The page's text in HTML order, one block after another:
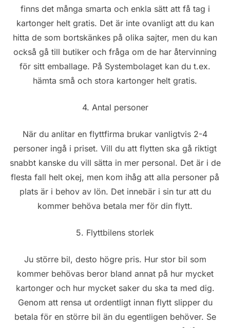
finns det många smarta och enkla sätt att få tag i
kartonger helt gratis. Det är inte ovanligt att du kan
hitta de som bortskänkes på olika sajter, men du kan
också gå till butiker och fråga om de har återvinning
för sitt emballage. På Systembolaget kan du t.ex.
hämta små och stora kartonger helt gratis.
4. Antal personer
När du anlitar en flyttfirma brukar vanligtvis 2-4
personer ingå i priset. Vill du att flytten ska gå riktigt
snabbt kanske du vill sätta in mer personal. Det är i de
flesta fall helt okej, men kom ihåg att alla personer på
plats är i behov av lön. Det innebär i sin tur att du
kommer behöva betala mer för din flytt.
5. Flyttbilens storlek
Ju större bil, desto högre pris. Hur stor bil som
kommer behövas beror bland annat på hur mycket
kartonger och hur mycket saker du ska ta med dig.
Genom att rensa ut ordentligt innan flytt slipper du
betala för en större bil än du egentligen behöver. Se